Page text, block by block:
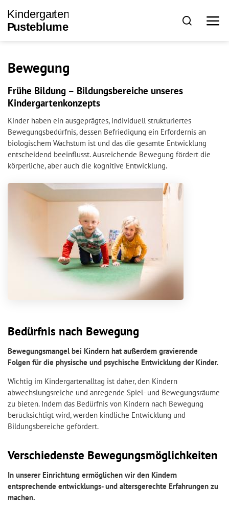
Bewegung
Frühe Bildung – Bildungsbereiche unseres
Kindergartenkonzepts
Kinder haben ein ausgeprägtes, individuell strukturiertes
Bewegungsbedürfnis, dessen Befriedigung ein Erfordernis an
biologischem Wachstum ist und das die gesamte Entwicklung
entscheidend beeinflusst. Ausreichende Bewegung fördert die
körperliche, aber auch die kognitive Entwicklung.
Bedürfnis nach Bewegung
Bewegungsmangel bei Kindern hat außerdem gravierende
Folgen für die physische und psychische Entwicklung der Kinder.
Wichtig im Kindergartenalltag ist daher, den Kindern
abwechslungsreiche und anregende Spiel- und Bewegungsräume
zu bieten. Indem das Bedürfnis von Kindern nach Bewegung
berücksichtigt wird, werden kindliche Entwicklung und
Bildungsbereiche gefördert.
Verschiedenste Bewegungsmöglichkeiten
In unserer Einrichtung ermöglichen wir den Kindern
entsprechende entwicklungs- und altersgerechte Erfahrungen zu
machen.